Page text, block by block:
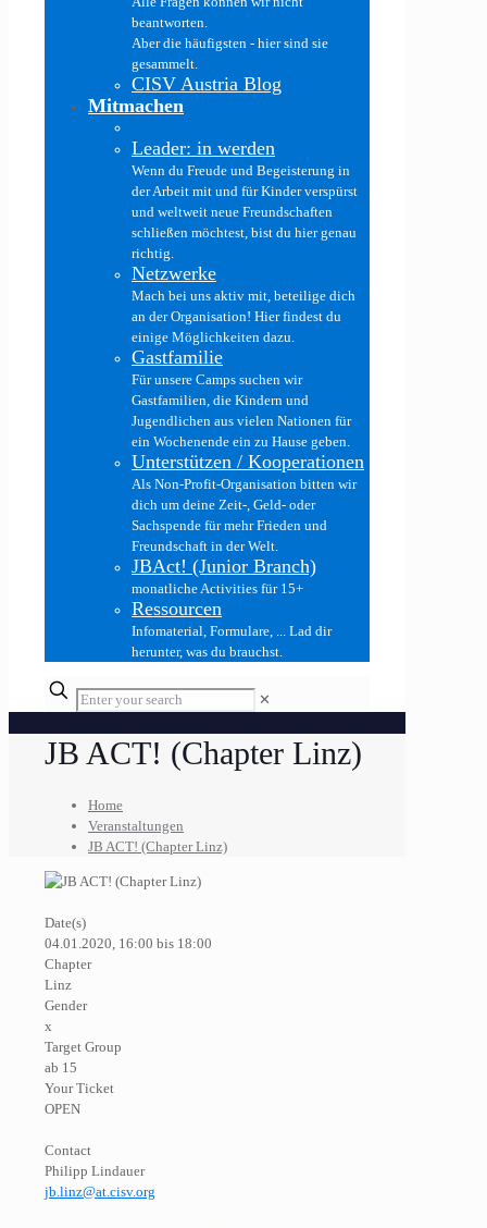
beantworten.
Aber die häufigsten - hier sind sie
gesammelt.
CISV Austria Blog
Mitmachen
Leader: in werden
Wenn du Freude und Begeisterung in
der Arbeit mit und für Kinder verspürst
und weltweit neue Freundschaften
schließen möchtest, bist du hier genau
richtig.
Netzwerke
Mach bei uns aktiv mit, beteilige dich
an der Organisation! Hier findest du
einige Möglichkeiten dazu.
Gastfamilie
Für unsere Camps suchen wir
Gastfamilien, die Kindern und
Jugendlichen aus vielen Nationen für
ein Wochenende ein zu Hause geben.
Unterstützen / Kooperationen
Als Non-Profit-Organisation bitten wir
dich um deine Zeit-, Geld- oder
Sachspende für mehr Frieden und
Freundschaft in der Welt.
JBAct! (Junior Branch)
monatliche Activities für 15+
Ressourcen
Infomaterial, Formulare, ... Lad dir
herunter, was du brauchst.
✕
JB ACT! (Chapter Linz)
Home
Veranstaltungen
JB ACT! (Chapter Linz)
Date(s)
04.01.2020, 16:00 bis 18:00
Chapter
Linz
Gender
x
Target Group
ab 15
Your Ticket
OPEN
Contact
Philipp Lindauer
jb.linz@at.cisv.org